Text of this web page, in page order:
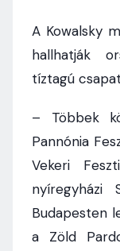
A Kowalsky
hallhatják
tíztagú
– Többek
Pannónia
Vekeri
nyíregyházi
Budapesten
a Zöld